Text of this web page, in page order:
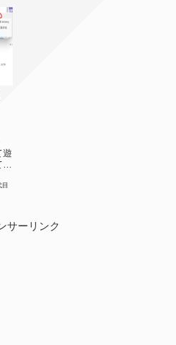
遊
違
を
目
サーリンク